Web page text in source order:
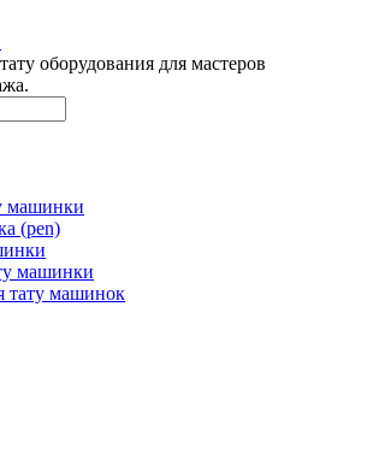
оборудования для мастеров
машинки
(pen)
машинки
тату машинок